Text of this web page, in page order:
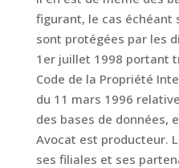
figurant, le cas échéant
sont protégées par les
1er juillet 1998 portant
Code de la Propriété
du 11 mars 1996
des bases de données,
Avocat est producteur.
ses filiales et ses